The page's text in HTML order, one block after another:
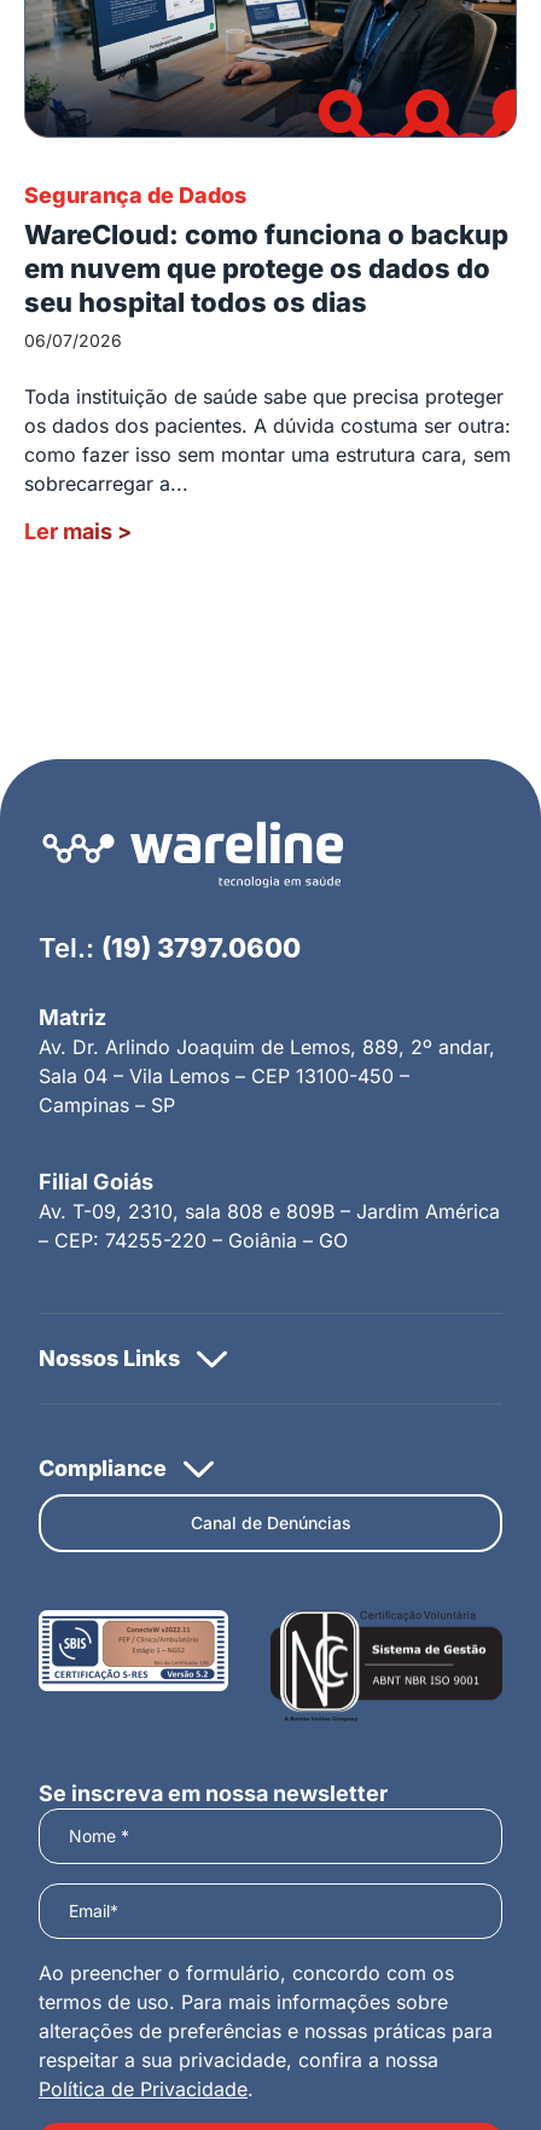
Segurança de Dados
WareCloud: como funciona o backup
em nuvem que protege os dados do
seu hospital todos os dias
06/07/2026
Toda instituição de saúde sabe que precisa proteger
os dados dos pacientes. A dúvida costuma ser outra:
como fazer isso sem montar uma estrutura cara, sem
sobrecarregar a...
Ler mais >
Tel.: (19) 3797.0600
Matriz
Av. Dr. Arlindo Joaquim de Lemos, 889, 2º andar,
Sala 04 – Vila Lemos – CEP 13100-450 –
Campinas – SP
Filial Goiás
Av. T-09, 2310, sala 808 e 809B – Jardim América
– CEP: 74255-220 – Goiânia – GO
Canal de Denúncias
Se inscreva em nossa newsletter
Ao preencher o formulário, concordo com os
termos de uso. Para mais informações sobre
alterações de preferências e nossas práticas para
respeitar a sua privacidade, confira a nossa
Política de Privacidade.